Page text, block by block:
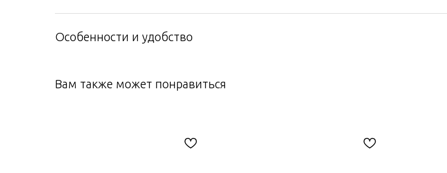
Особенности и удобство
Вам также может понравиться